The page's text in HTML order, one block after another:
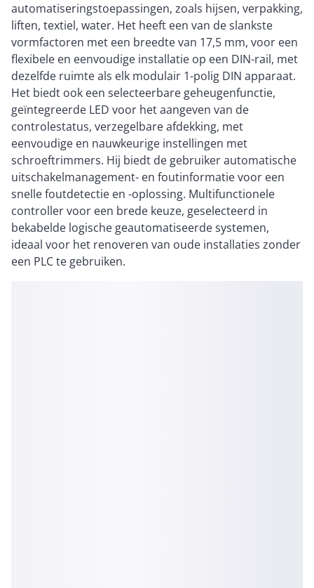
automatiseringstoepassingen, zoals hijsen, verpakking,
liften, textiel, water. Het heeft een van de slankste
vormfactoren met een breedte van 17,5 mm, voor een
flexibele en eenvoudige installatie op een DIN-rail, met
dezelfde ruimte als elk modulair 1-polig DIN apparaat.
Het biedt ook een selecteerbare geheugenfunctie,
geïntegreerde LED voor het aangeven van de
controlestatus, verzegelbare afdekking, met
eenvoudige en nauwkeurige instellingen met
schroeftrimmers. Hij biedt de gebruiker automatische
uitschakelmanagement- en foutinformatie voor een
snelle foutdetectie en -oplossing. Multifunctionele
controller voor een brede keuze, geselecteerd in
bekabelde logische geautomatiseerde systemen,
ideaal voor het renoveren van oude installaties zonder
een PLC te gebruiken.